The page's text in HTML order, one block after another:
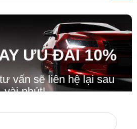
ƯU ĐÃI10%
vấn sẽ liên hệ lại sau
vài phút!